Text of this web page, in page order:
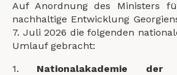
Auf Anordnung des Ministers
nachhaltige Entwicklung
7. Juli 2026 die folgenden
Umlauf gebracht:
1. Nationalakademie der